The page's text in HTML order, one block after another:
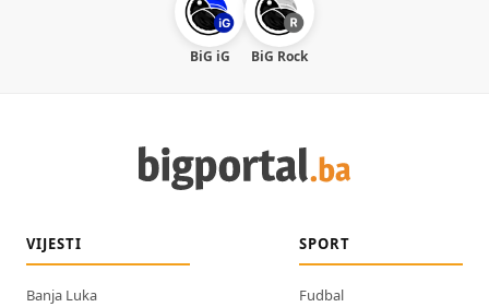
BiG iG BiG Rock
VIJESTI
Banja Luka
SPORT
Fudbal